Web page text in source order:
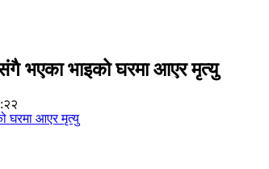
भएका भाइको घरमा आएर मृत्यु